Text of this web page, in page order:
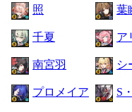
照 葉
千夏 ア
南宮羽 シ
プロメイア S